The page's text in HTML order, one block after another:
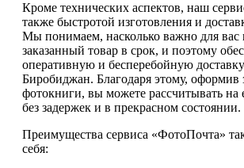
Кроме технических аспектов, наш
также быстротой изготовления и
Мы понимаем, насколько важно для вас
заказанный товар в срок, и поэтому
оперативную и бесперебойную
Биробиджан. Благодаря этому, оформив
фотокниги, вы можете рассчитывать на
без задержек и в прекрасном состоянии.
Преимущества сервиса «ФотоПочта»
себя: